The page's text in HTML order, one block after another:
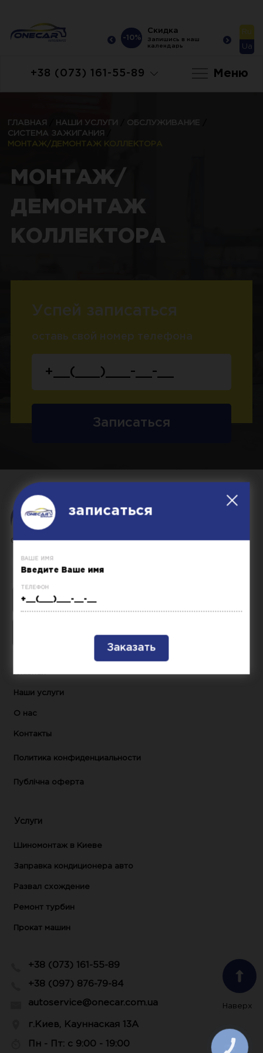
-10%
Скидка
Запишись в наш
календарь
-10%
Скидка
Запишись в наш
календарь
+38 (073) 161-55-89 Меню
Ru
Ua
ГЛАВНАЯ НАШИ УСЛУГИ ОБСЛУЖИВАНИЕ
СИСТЕМА ЗАЖИГАНИЯ
МОНТАЖ/ДЕМОНТАЖ КОЛЛЕКТОРА
МОНТАЖ/
ДЕМОНТАЖ
КОЛЛЕКТОРА
Успей записаться
оставь свой номер телефона
Записаться
записаться
ваше имя
телефон
ONE CAR - простой и понятный автосервис
Наши услуги
О нас
Контакты
Политика конфиденциальности
Публічна оферта
Услуги
Шиномонтаж в Киеве
Заправка кондиционера авто
Развал схождение
Ремонт турбин
Прокат машин
+38 (073) 161-55-89
+38 (097) 876-79-84
autoservice@onecar.com.ua
г.Киев, Кауннаская 13А
Пн - Пт: с 9:00 - 19:00
Наверх
КНОПКА
ЗВ'ЯЗКУ